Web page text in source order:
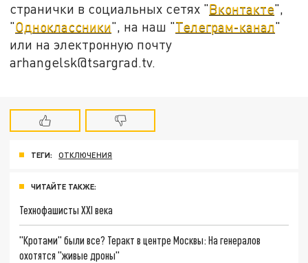
странички в социальных сетях "Вконтакте",
"Одноклассники", на наш "Телеграм-канал"
или на электронную почту
arhangelsk@tsargrad.tv.
ТЕГИ: ОТКЛЮЧЕНИЯ
ЧИТАЙТЕ ТАКЖЕ:
Технофашисты XXI века
"Кротами" были все? Теракт в центре Москвы: На генералов
охотятся "живые дроны"